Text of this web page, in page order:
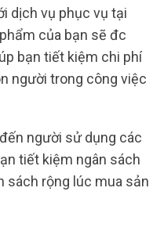
dịch vụ phục vụ tại
của bạn sẽ đc
bạn tiết kiệm chi phí
người trong công việc
người sử dụng các
tiết kiệm ngân sách
sách rộng lúc mua sản